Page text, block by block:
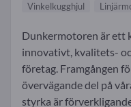
Vinkelkugghjul
Dunkermotoren är ett
innovativt, kvalitets-
företag. Framgången
övervägande del på
styrka är